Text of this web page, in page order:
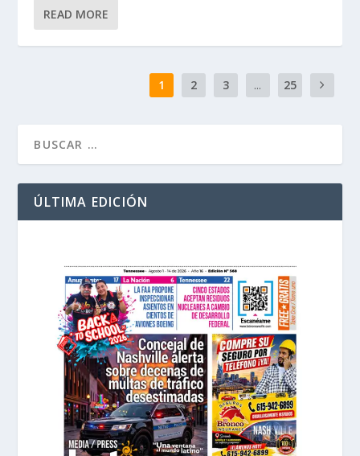
READ MORE
1 2 3 ... 25
ÚLTIMA EDICIÓN